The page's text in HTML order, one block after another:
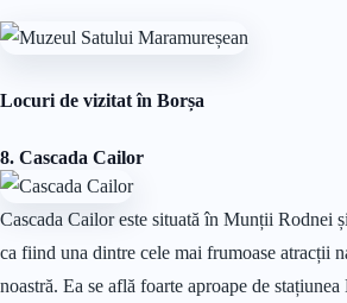
Locuri de vizitat în Borșa
8. Cascada Cailor
Cascada Cailor este situată în Munții Rodnei
ca fiind una dintre cele mai frumoase atracții
noastră. Ea se află foarte aproape de stațiunea